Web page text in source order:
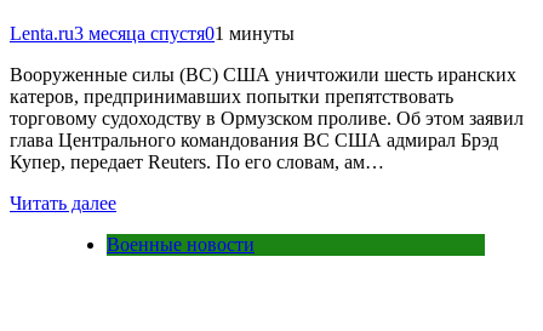
Lenta.ru3 месяца спустя01 минуты
Вооруженные силы (ВС) США уничтожили шесть иранских
катеров, предпринимавших попытки препятствовать
торговому судоходству в Ормузском проливе. Об этом заявил
глава Центрального командования ВС США адмирал Брэд
Купер, передает Reuters. По его словам, ам…
Читать далее
Военные новости